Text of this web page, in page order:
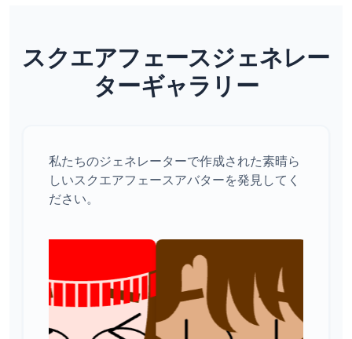
スクエアフェースジェネレー
ターギャラリー
私たちのジェネレーターで作成された素晴ら
しいスクエアフェースアバターを発見してく
ださい。